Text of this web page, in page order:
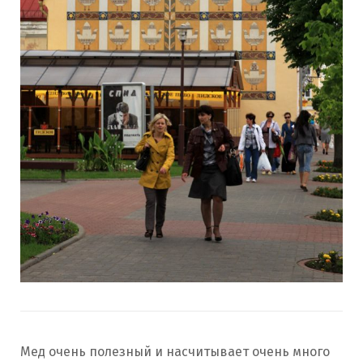
Мед очень полезный и насчитывает очень много